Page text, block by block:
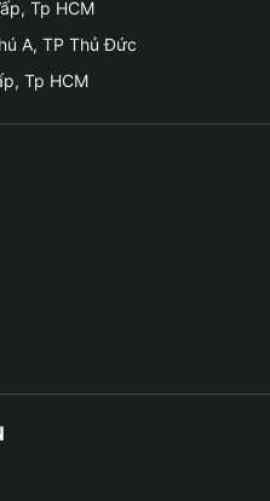
gian nội thất bên trong
phải bật điều hòa công
được năng lượng cho
Tp HCM
A, TP Thủ Đức
Tp HCM